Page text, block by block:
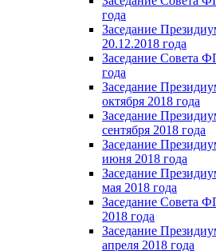
года
Заседание
20.12.2018 года
Заседание Совета
года
Заседание
октября 2018 года
Заседание
сентября 2018 года
Заседание
июня 2018 года
Заседание
мая 2018 года
Заседание Совета
2018 года
Заседание
апреля 2018 года